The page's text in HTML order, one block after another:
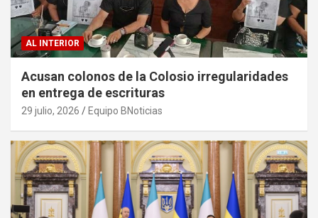
AL INTERIOR
Acusan colonos de la Colosio irregularidades
en entrega de escrituras
29 julio, 2026 Equipo BNoticias